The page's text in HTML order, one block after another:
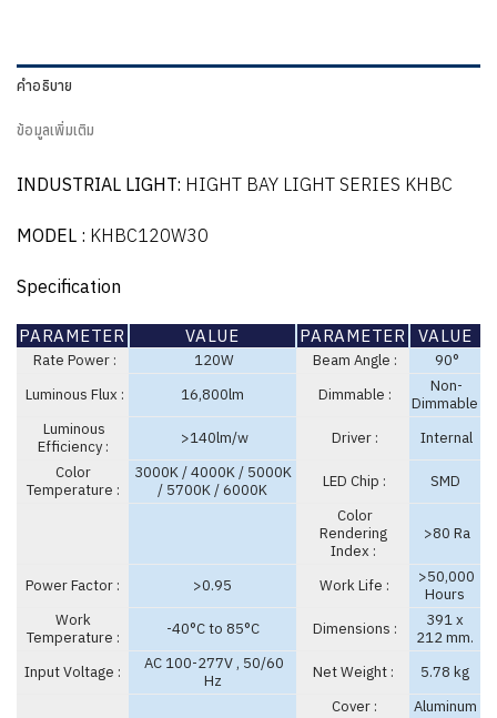
คำอธิบาย
ข้อมูลเพิ่มเติม
INDUSTRIAL LIGHT: HIGHT BAY LIGHT SERIES KHBC
MODEL : KHBC120W30
Specification
PARAMETER VALUE PARAMETER VALUE
Rate Power : 120W Beam Angle :
90°
Luminous Flux :
16,800lm Dimmable :
Non-
Dimmable
Luminous
Efficiency :
>140lm/w Driver :
Internal
Color
Temperature :
3000K / 4000K / 5000K
/ 5700K / 6000K
LED Chip :
SMD
Color
Rendering
Index :
>80 Ra
Power Factor : >0.95 Work Life :
>50,000
Hours
Work
Temperature :
-40°C to 85°C Dimensions :
391 x
212 mm.
Input Voltage :
AC 100-277V , 50/60
Hz
Net Weight :
5.78 kg
Cover :
Aluminum